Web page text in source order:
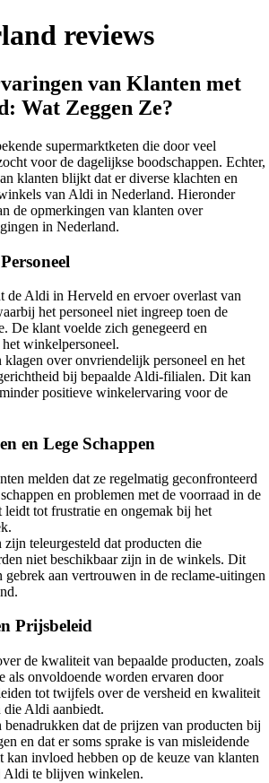
reviews
van Klanten met
Wat Zeggen Ze?
supermarktketen die door veel
voor de dagelijkse boodschappen. Echter,
klanten blijkt dat er diverse klachten en
van Aldi in Nederland. Hieronder
de opmerkingen van klanten over
in Nederland.
de Aldi in Herveld en ervoer overlast van
het personeel niet ingreep toen de
De klant voelde zich genegeerd en
winkelpersoneel.
klagen over onvriendelijk personeel en het
bij bepaalde Aldi-filialen. Dit kan
positieve winkelervaring voor de
en Lege Schappen
melden dat ze regelmatig geconfronteerd
en problemen met de voorraad in de
tot frustratie en ongemak bij het
zijn teleurgesteld dat producten die
niet beschikbaar zijn in de winkels. Dit
gebrek aan vertrouwen in de reclame-uitingen
Prijsbeleid
de kwaliteit van bepaalde producten, zoals
als onvoldoende worden ervaren door
tot twijfels over de versheid en kwaliteit
die Aldi aanbiedt.
benadrukken dat de prijzen van producten bij
en dat er soms sprake is van misleidende
kan invloed hebben op de keuze van klanten
Aldi te blijven winkelen.